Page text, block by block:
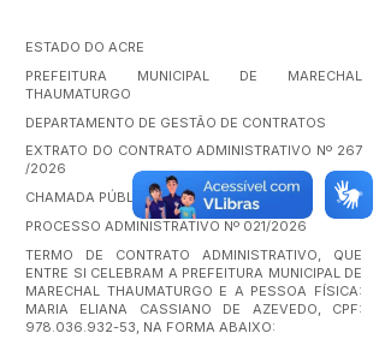
ESTADO DO ACRE
PREFEITURA MUNICIPAL DE MARECHAL
THAUMATURGO
DEPARTAMENTO DE GESTÃO DE CONTRATOS
EXTRATO DO CONTRATO ADMINISTRATIVO Nº 267
/2026
CHAMADA PÚBLICA Nº 005/2026
PROCESSO ADMINISTRATIVO Nº 021/2026
TERMO DE CONTRATO ADMINISTRATIVO, QUE
ENTRE SI CELEBRAM A PREFEITURA MUNICIPAL DE
MARECHAL THAUMATURGO E A PESSOA FÍSICA:
MARIA ELIANA CASSIANO DE AZEVEDO, CPF:
978.036.932-53 , NA FORMA ABAIXO: